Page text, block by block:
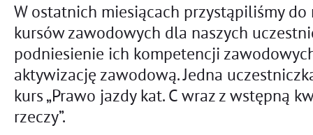
W ostatnich miesiącach przystąpiliśmy
kursów zawodowych dla naszych
podniesienie ich kompetencji
aktywizację zawodową. Jedna
kurs „Prawo jazdy kat. C wraz z wstępną
rzeczy”.